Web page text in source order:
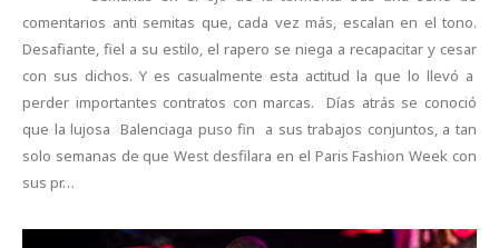
comentarios anti semitas que, cada vez más, escalan en el tono.
Desafiante, fiel a su estilo, el rapero se niega a recapacitar y cesar
con sus dichos. Y es casualmente esta actitud la que lo llevó a
perder importantes contratos con marcas. Días atrás se conoció
que la lujosa Balenciaga puso fin a sus trabajos conjuntos, a tan
solo semanas de que West desfilara en el Paris Fashion Week con
sus pr…